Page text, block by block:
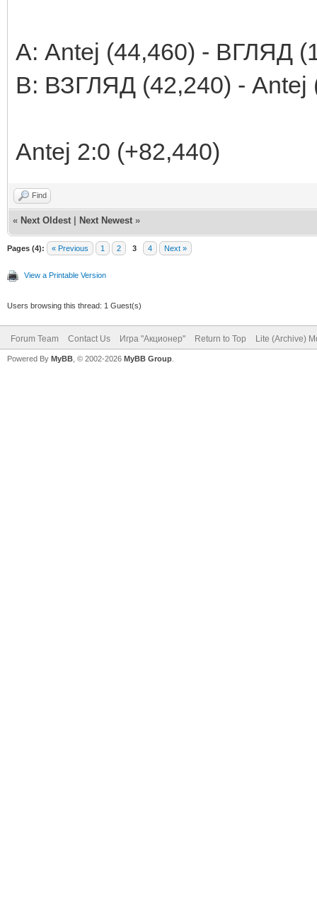
А: Antej (44,460) - ВГЛЯД
В: ВЗГЛЯД (42,240) - Antej
Antej 2:0 (+82,440)
Find
« Next Oldest Next Newest »
Pages (4): « Previous 1 2 3 4 Next »
View a Printable Version
Users browsing this thread: 1 Guest(s)
Forum Team Contact Us Игра "Акционер" Return to Top Lite (Archive)
Powered By MyBB , © 2002-2026 MyBB Group